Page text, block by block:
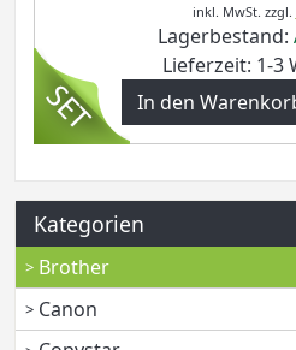
inkl. MwSt. zzgl.
Lagerbestand:
Lieferzeit: 1-3
In den
Kategorien
Brother
Canon